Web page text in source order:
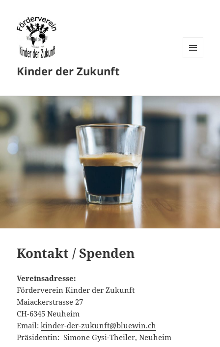
Kinder der Zukunft
Kontakt / Spenden
Vereinsadresse:
Förderverein Kinder der Zukunft
Maiackerstrasse 27
CH-6345 Neuheim
Email:kinder-der-zukunft@bluewin.ch
Präsidentin: Simone Gysi-Theiler, Neuheim